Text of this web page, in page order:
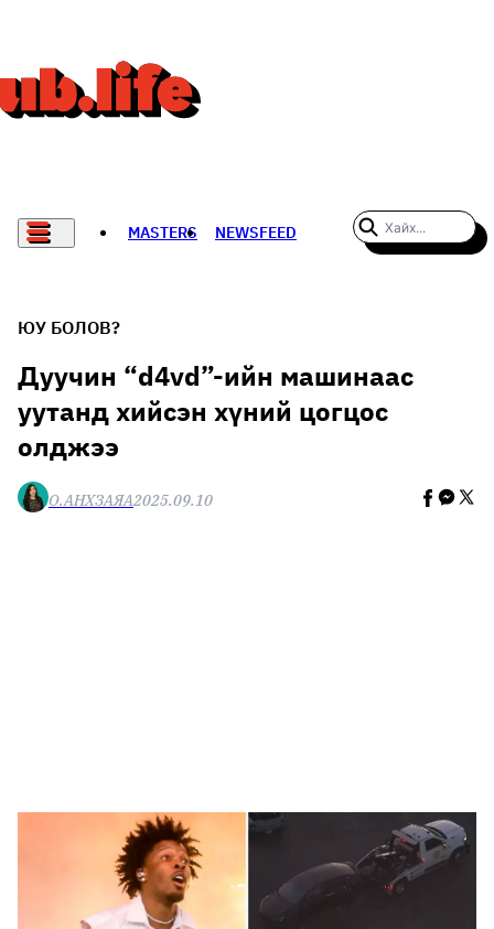
MASTERS NEWSFEED
THE NEW YORK TIMES
ЮУ БОЛОВ?
Дуучин “d4vd”-ийн машинаас
уутанд хийсэн хүний цогцос
олджээ
О.АНХЗАЯА2025.09.10